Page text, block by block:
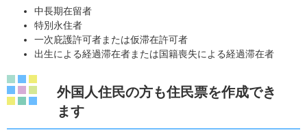
中長期在留者
特別永住者
一次庇護許可者または仮滞在許可者
出生による経過滞在者または国籍喪失による経過滞在者
外国人住民の方も住民票を作成でき
ます